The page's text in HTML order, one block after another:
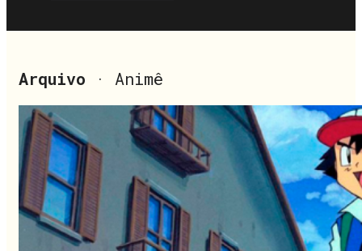
Arquivo · Animê